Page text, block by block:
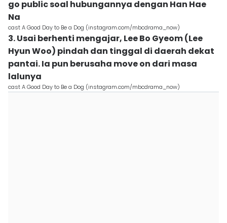
go public soal hubungannya dengan Han Hae
Na
cast A Good Day to Be a Dog (instagram.com/mbcdrama_now)
3. Usai berhenti mengajar, Lee Bo Gyeom (Lee
Hyun Woo) pindah dan tinggal di daerah dekat
pantai. Ia pun berusaha move on dari masa
lalunya
cast A Good Day to Be a Dog (instagram.com/mbcdrama_now)